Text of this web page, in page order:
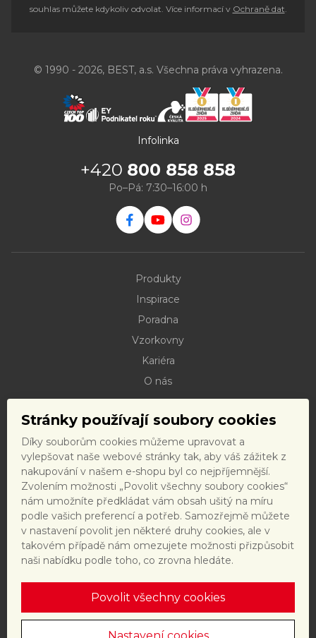
Stránky používají soubory cookies
Díky souborům cookies můžeme upravovat a
vylepšovat naše webové stránky tak, aby váš zážitek z
nakupování v našem e-shopu byl co nejpříjemnější.
Zvolením možnosti „Povolit všechny soubory cookies“
nám umožníte předkládat vám obsah ušitý na míru
podle vašich preferencí a potřeb. Samozřejmě můžete
v nastavení povolit jen některé druhy cookies, ale v
takovém případě nám omezujete možnosti přizpůsobit
naši nabídku podle toho, co zrovna hledáte.
Povolit všechny cookies
souhlas můžete kdykoliv odvolat. Více informací v Ochraně dat.
© 1990 - 2026, BEST, a.s. Všechna práva vyhrazena.
Infolinka
+420 800 858 858
Po–Pá: 7:30–16:00 h
Produkty
Inspirace
Poradna
Vzorkovny
Kariéra
O nás
Dokumenty ke stažení
Doprava
Reklamační řád
Reklamační formulář
Obchodní podmínky a právní předpisy
Ochrana dat
Nastavení cookies
Tento web je chráněn reCAPTCHA a platízásady ochrany
smluvní podmínkyspolečnosti Google.